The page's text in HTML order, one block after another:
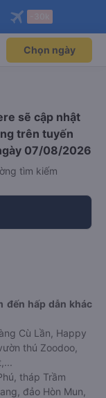
Mở app
Mở app
Chọn ngày
sẽ cập nhật
trên tuyến
07/08/2026
tìm kiếm
đến hấp dẫn khác
Cù Lần, Happy
thú Zoodoo,
tháp Trầm
đảo Hòn Mun,